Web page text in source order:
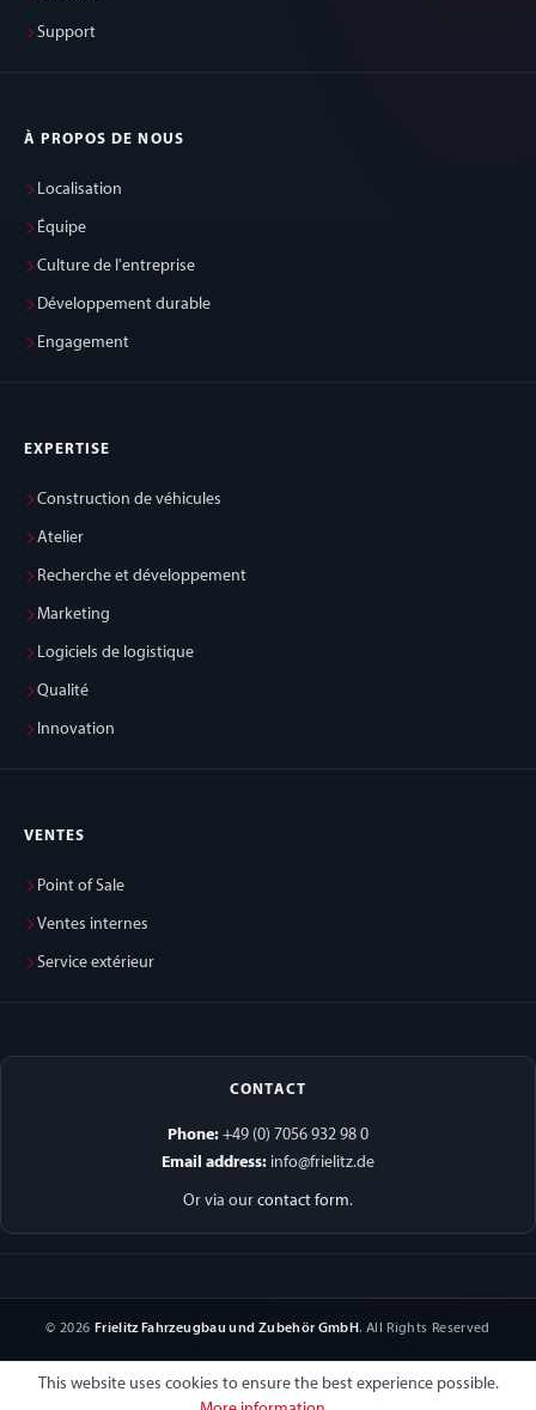
Support
À PROPOS DE NOUS
Localisation
Équipe
Culture de l'entreprise
Développement durable
Engagement
EXPERTISE
Construction de véhicules
Atelier
Recherche et développement
Marketing
Logiciels de logistique
Qualité
Innovation
VENTES
Point of Sale
Ventes internes
Service extérieur
CONTACT
Phone: +49 (0) 7056 932 98 0
Email address: info@frielitz.de
Or via our contact form.
© 2026 Frielitz Fahrzeugbau und Zubehör GmbH. All Rights Reserved
This website uses cookies to ensure the best experience possible.